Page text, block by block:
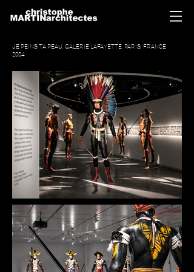
JE PEINS TA PEAU, GALERIE LAFAYETTE, PARIS, FRANCE
2004